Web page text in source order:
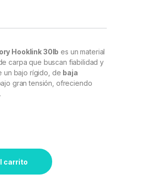
Hooklink 30lb es un material
carpa que buscan fiabilidad y
un bajo rígido, de baja
gran tensión, ofreciendo
carrito